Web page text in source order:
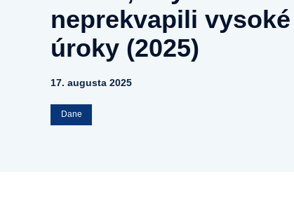
neprekvapili vysoké
úroky (2025)
17. augusta 2025
Dane